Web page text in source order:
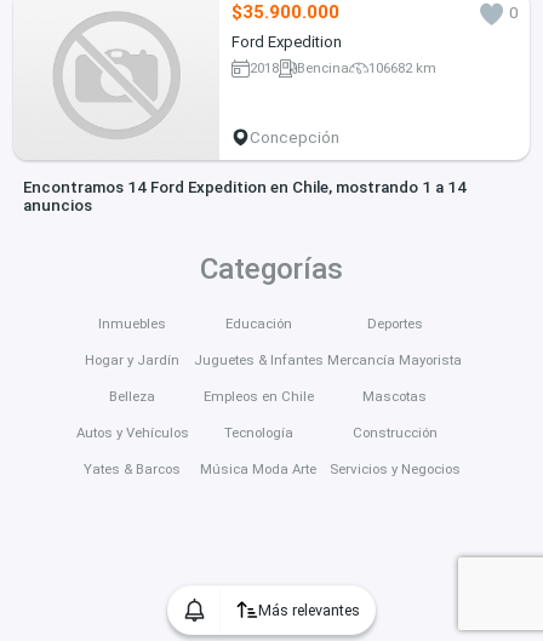
Más relevantes
$35.900.000
0
Ford Expedition
2018 Bencina 106682 km
Concepción
Encontramos 14 Ford Expedition en Chile, mostrando 1 a 14
anuncios
Categorías
Inmuebles
Hogar y Jardín
Belleza
Autos y Vehículos
Yates & Barcos
Educación
Juguetes & Infantes
Empleos en Chile
Tecnología
Música Moda Arte
Deportes
Mercancía Mayorista
Mascotas
Construcción
Servicios y Negocios